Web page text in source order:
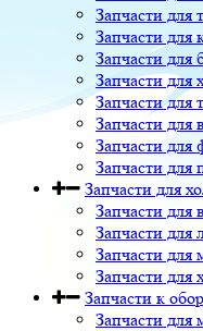
Запчасти для
Запчасти для
Запчасти для
Запчасти для
Запчасти для
Запчасти
Запчасти для
Запчасти для
Запчасти для
Запчасти для
Запчасти для
Запчасти для
Запчасти для
Запчасти к
Запчасти для